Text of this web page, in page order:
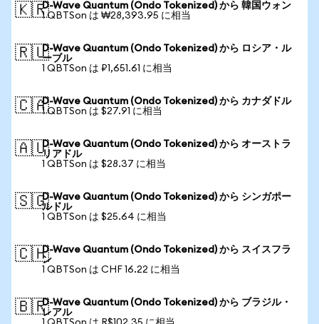
🇰🇷D-Wave Quantum (Ondo Tokenized) から 韓国ウォン
1 QBTSon は ₩28,393.95 に相当
🇷🇺D-Wave Quantum (Ondo Tokenized) から ロシア・ル
ーブル
1 QBTSon は ₽1,651.61 に相当
🇨🇦D-Wave Quantum (Ondo Tokenized) から カナダドル
1 QBTSon は $27.91 に相当
🇦🇺D-Wave Quantum (Ondo Tokenized) から オーストラ
リアドル
1 QBTSon は $28.37 に相当
🇸🇬D-Wave Quantum (Ondo Tokenized) から シンガポー
ルドル
1 QBTSon は $25.64 に相当
🇨🇭D-Wave Quantum (Ondo Tokenized) から スイスフラ
ン
1 QBTSon は CHF 16.22 に相当
🇧🇷D-Wave Quantum (Ondo Tokenized) から ブラジル・
レアル